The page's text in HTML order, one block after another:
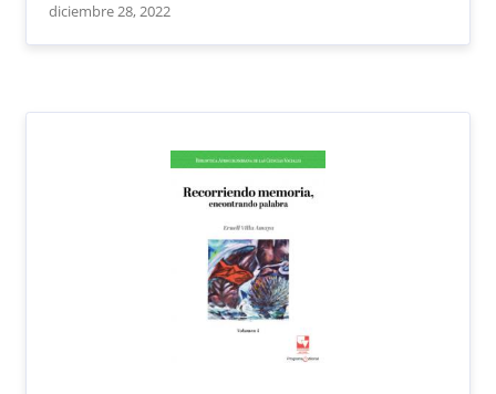
diciembre 28, 2022